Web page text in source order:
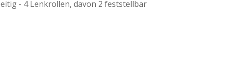
- 4 Lenkrollen, davon 2 feststellbar